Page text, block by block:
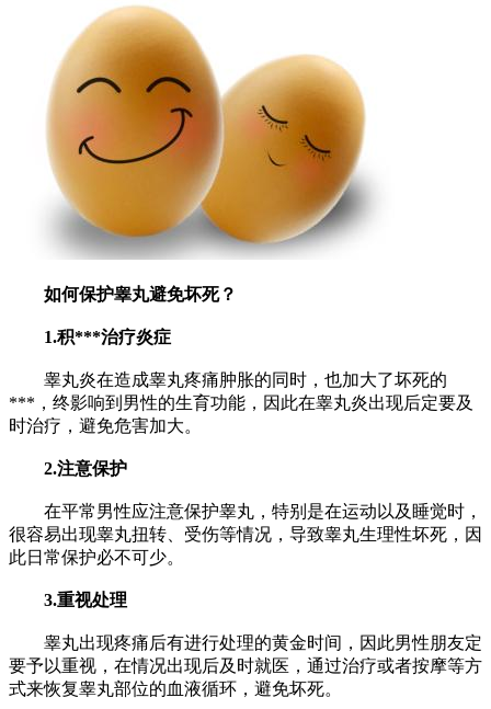
如何保护睾丸避免坏死？
1.积***治疗炎症
睾丸炎在造成睾丸疼痛肿胀的同时，也加大了坏死的
***，终影响到男性的生育功能，因此在睾丸炎出现后定要及
时治疗，避免危害加大。
2.注意保护
在平常男性应注意保护睾丸，特别是在运动以及睡觉时，
很容易出现睾丸扭转、受伤等情况，导致睾丸生理性坏死，因
此日常保护必不可少。
3.重视处理
睾丸出现疼痛后有进行处理的黄金时间，因此男性朋友定
要予以重视，在情况出现后及时就医，通过治疗或者按摩等方
式来恢复睾丸部位的血液循环，避免坏死。